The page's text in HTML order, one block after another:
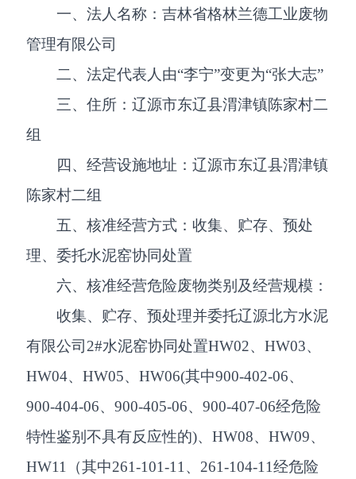
一、法人名称：吉林省格林兰德工业废物
管理有限公司
二、法定代表人由“李宁”变更为“张大志”
三、住所：辽源市东辽县渭津镇陈家村二
组
四、经营设施地址：辽源市东辽县渭津镇
陈家村二组
五、核准经营方式：收集、贮存、预处
理、委托水泥窑协同处置
六、核准经营危险废物类别及经营规模：
收集、贮存、预处理并委托辽源北方水泥
有限公司2#水泥窑协同处置HW02、HW03、
HW04、HW05、HW06(其中900-402-06、
900-404-06、900-405-06、900-407-06经危险
特性鉴别不具有反应性的)、HW08、HW09、
HW11（其中261-101-11、261-104-11经危险